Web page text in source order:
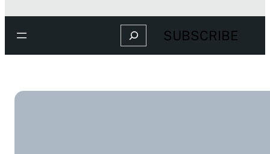
Search SUBSCRIBE